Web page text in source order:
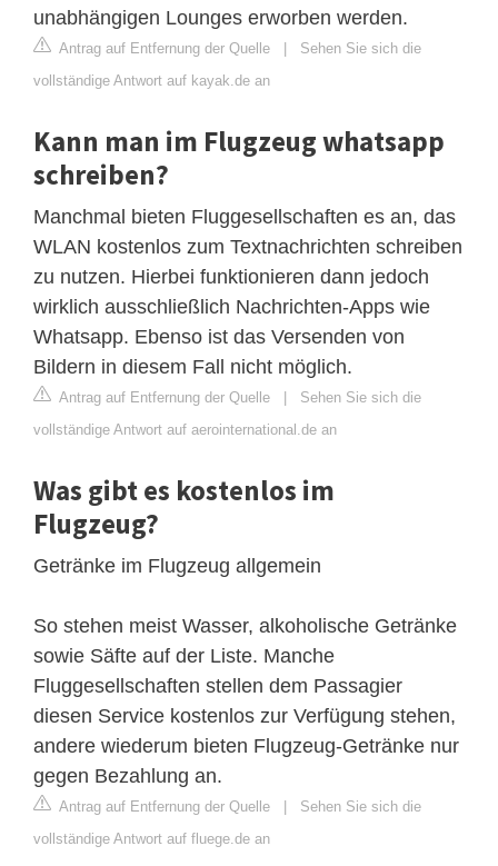
unabhängigen Lounges erworben werden.
Antrag auf Entfernung der Quelle | Sehen Sie sich die
vollständige Antwort auf kayak.de an
Kann man im Flugzeug whatsapp
schreiben?
Manchmal bieten Fluggesellschaften es an, das
WLAN kostenlos zum Textnachrichten schreiben
zu nutzen. Hierbei funktionieren dann jedoch
wirklich ausschließlich Nachrichten-Apps wie
Whatsapp. Ebenso ist das Versenden von
Bildern in diesem Fall nicht möglich.
Antrag auf Entfernung der Quelle | Sehen Sie sich die
vollständige Antwort auf aerointernational.de an
Was gibt es kostenlos im
Flugzeug?
Getränke im Flugzeug allgemein
So stehen meist Wasser, alkoholische Getränke
sowie Säfte auf der Liste. Manche
Fluggesellschaften stellen dem Passagier
diesen Service kostenlos zur Verfügung stehen,
andere wiederum bieten Flugzeug-Getränke nur
gegen Bezahlung an.
Antrag auf Entfernung der Quelle | Sehen Sie sich die
vollständige Antwort auf fluege.de an